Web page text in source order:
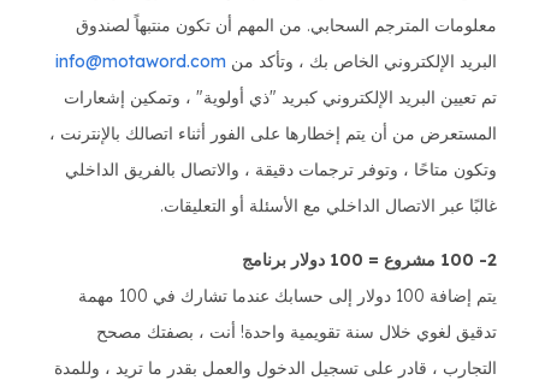
معلومات المترجم السحابي. من المهم أن تكون منتبهاً لصندوق
البريد الإلكتروني الخاص بك ، وتأكد من
تم تعيين البريد الإلكتروني كبريد "ذي أولوية" ، وتمكين إشعارات
المستعرض من أن يتم إخطارها على الفور أثناء اتصالك بالإنترنت ،
وتكون متاحًا ، وتوفر ترجمات دقيقة ، والاتصال بالفريق الداخلي
غالبًا عبر الاتصال الداخلي مع الأسئلة أو التعليقات.
2- 100 مشروع = 100 دولار برنامج
يتم إضافة 100 دولار إلى حسابك عندما تشارك في 100 مهمة
تدقيق لغوي خلال سنة تقويمية واحدة! أنت ، بصفتك مصحح
التجارب ، قادر على تسجيل الدخول والعمل بقدر ما تريد ، وللمدة